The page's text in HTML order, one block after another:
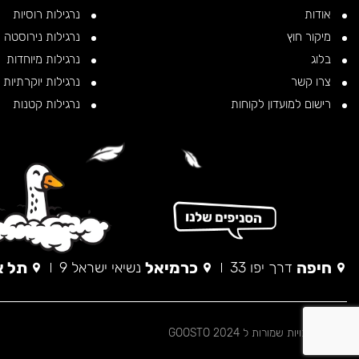
אודות
מיקור חוץ
בלוג
צרו קשר
רישום למועדון לקוחות
נרגילות רוסיות
נרגילות נירוסטה
נרגילות מיוחדות
נרגילות יוקרתיות
נרגילות קטנות
חיפה דרך יפו 33 כרמיאל נשיאי ישראל 9 תל
© כל הזכויות שמורות ל 2024 GOOSTO